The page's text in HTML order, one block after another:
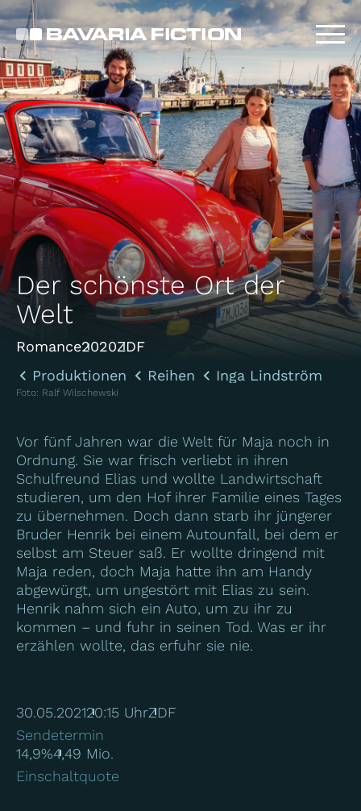
Direkt
zum
Inhalt
Der schönste Ort der
Welt
Romance2020ZDF
Produktionen
Reihen Inga Lindström
Foto: Ralf Wilschewski
Vor fünf Jahren war die Welt für Maja noch in
Ordnung. Sie war frisch verliebt in ihren
Schulfreund Elias und wollte Landwirtschaft
studieren, um den Hof ihrer Familie eines Tages
zu übernehmen. Doch dann starb ihr jüngerer
Bruder Henrik bei einem Autounfall, bei dem er
selbst am Steuer saß. Er wollte dringend mit
Maja reden, doch Maja hatte ihn am Handy
abgewürgt, um ungestört mit Elias zu sein.
Henrik nahm sich ein Auto, um zu ihr zu
kommen – und fuhr in seinen Tod. Was er ihr
erzählen wollte, das erfuhr sie nie.
30.05.202120:15 UhrZDF
Sendetermin
14,9%4,49 Mio.
Einschaltquote